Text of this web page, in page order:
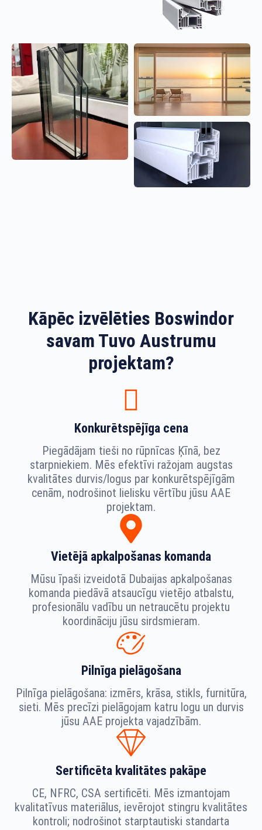
Kāpēc izvēlēties Boswindor
savam Tuvo Austrumu
projektam?
Konkurētspējīga cena
Piegādājam tieši no rūpnīcas Ķīnā, bez
starpniekiem. Mēs efektīvi ražojam augstas
kvalitātes durvis/logus par konkurētspējīgām
cenām, nodrošinot lielisku vērtību jūsu AAE
projektam.
Vietējā apkalpošanas komanda
Mūsu īpaši izveidotā Dubaijas apkalpošanas
komanda piedāvā atsaucīgu vietējo atbalstu,
profesionālu vadību un netraucētu projektu
koordināciju jūsu sirdsmieram.
Pilnīga pielāgošana
Pilnīga pielāgošana: izmērs, krāsa, stikls, furnitūra,
sieti. Mēs precīzi pielāgojam katru logu un durvis
jūsu AAE projekta vajadzībām.
Sertificēta kvalitātes pakāpe
CE, NFRC, CSA sertificēti. Mēs izmantojam
kvalitatīvus materiālus, ievērojot stingru kvalitātes
kontroli; nodrošinot starptautiski standarta